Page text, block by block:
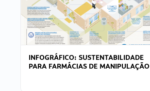
INFOGRÁFICO: SUSTENTABILIDADE
PARA FARMÁCIAS DE MANIPULAÇÃO